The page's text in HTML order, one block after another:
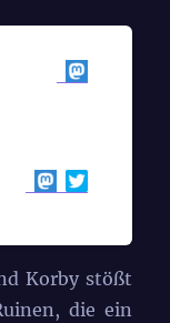
Korby stößt
die ein